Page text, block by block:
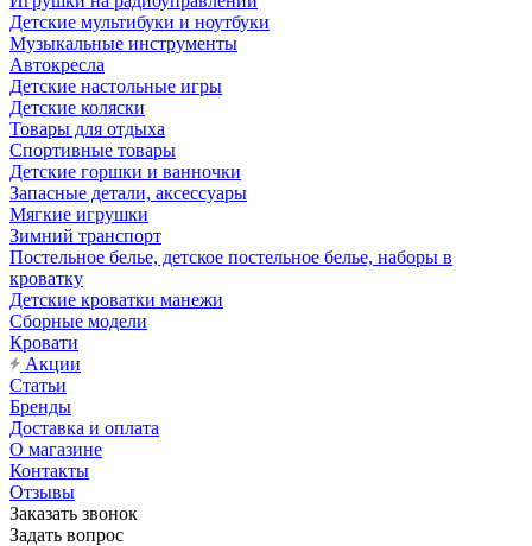
Детские мультибуки и ноутбуки
Музыкальные инструменты
Автокресла
Детские настольные игры
Детские коляски
Товары для отдыха
Спортивные товары
Детские горшки и ванночки
Запасные детали, аксессуары
Мягкие игрушки
Зимний транспорт
Постельное белье, детское постельное белье, наборы в
кроватку
Детские кроватки манежи
Сборные модели
Кровати
Акции
Статьи
Бренды
Доставка и оплата
О магазине
Контакты
Отзывы
Заказать звонок
Задать вопрос